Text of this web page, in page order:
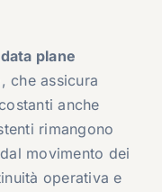
data plane
, che assicura
anche
rimangono
movimento dei
operativa e